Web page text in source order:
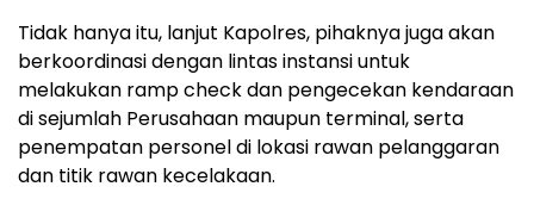
Tidak hanya itu, lanjut Kapolres, pihaknya juga akan
berkoordinasi dengan lintas instansi untuk
melakukan ramp check dan pengecekan kendaraan
di sejumlah Perusahaan maupun terminal, serta
penempatan personel di lokasi rawan pelanggaran
dan titik rawan kecelakaan.